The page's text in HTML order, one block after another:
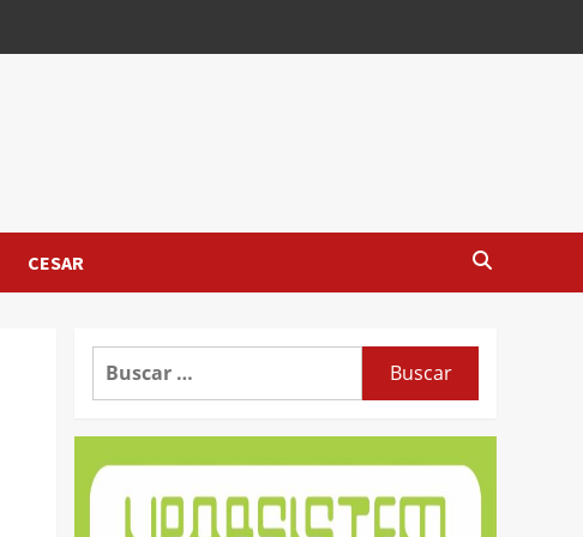
CESAR
Buscar: